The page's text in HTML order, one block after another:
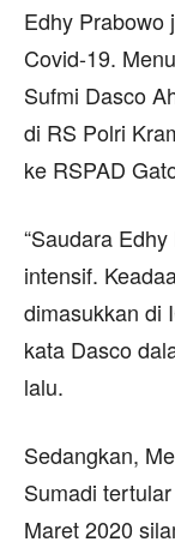
Edhy Prabowo
Covid-19.
Sufmi Dasco
di RS Polri
ke RSPAD
“Saudara
intensif.
dimasukkan di
kata Dasco
lalu.
Sedangkan,
Sumadi
Maret 2020